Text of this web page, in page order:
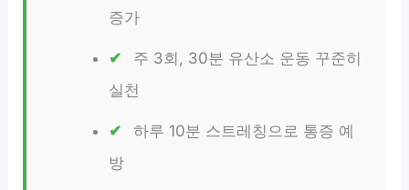
증가
주 3회, 30분 유산소 운동 꾸준히
실천
하루 10분 스트레칭으로 통증 예
방